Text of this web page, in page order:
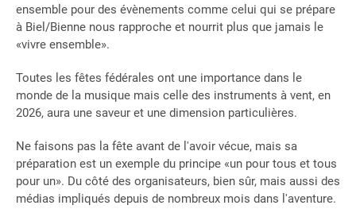
ensemble pour des évènements comme celui qui se prépare
à Biel/Bienne nous rapproche et nourrit plus que jamais le
«vivre ensemble».
Toutes les fêtes fédérales ont une importance dans le
monde de la musique mais celle des instruments à vent, en
2026, aura une saveur et une dimension particulières.
Ne faisons pas la fête avant de l'avoir vécue, mais sa
préparation est un exemple du principe «un pour tous et tous
pour un». Du côté des organisateurs, bien sûr, mais aussi des
médias impliqués depuis de nombreux mois dans l'aventure.